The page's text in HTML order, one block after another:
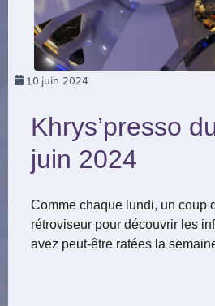
10 juin 2024
Khrys’presso
juin 2024
Comme chaque lundi, un coup
rétroviseur pour découvrir les
avez peut-être ratées la